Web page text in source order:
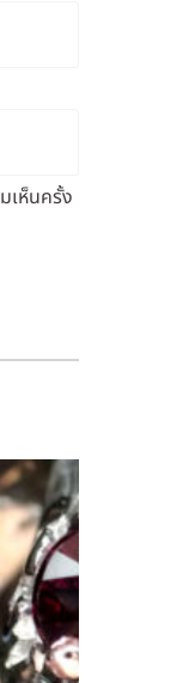
เห็นครั้ง